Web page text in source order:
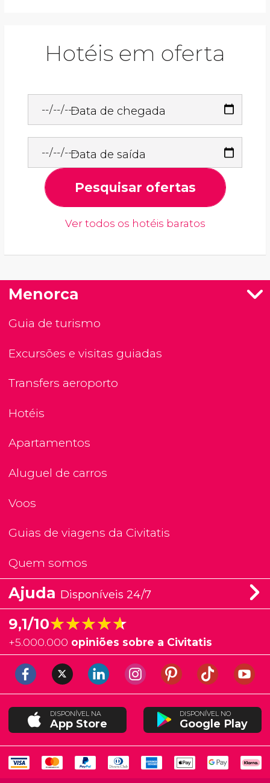
Hotéis em oferta
Data de chegada
Data de saída
Pesquisar ofertas
Ver todos os hotéis baratos
Menorca
Guia de turismo
Excursões e visitas guiadas
Transfers aeroporto
Hotéis
Apartamentos
Aluguel de carros
Voos
Guias de viagens da Civitatis
Quem somos
Ajuda Disponíveis 24/7
9,1/10★★★★★
★★★★★
+5.000.000 opiniões sobre a Civitatis
DISPONÍVEL NA
App Store
DISPONÍVEL NO
Google Play